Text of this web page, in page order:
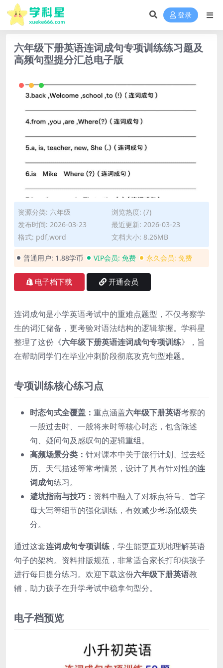
登录
六年级下册英语连词成句专项训练练习题及
高频句型提分汇总电子版
资源分类: 六年级
浏览热度: (7)
发布时间: 2026-03-23
最近更新: 2026-03-23
格式: pdf,word
文档大小: 8.26MB
普通用户: 1.88学币 VIP会员: 免费 永久会员: 免费
电子档下载 开通会员
连词成句是小学英语考试中的重难点题型，不仅考察学
生的词汇储备，更考验对语法结构的逻辑掌握。学科星
整理了这份《六年级下册英语连词成句专项训练》，旨
在帮助同学们在毕业冲刺阶段彻底攻克句型难题。
专项训练核心练习点
时态句式全覆盖： 重点涵盖六年级下册英语考察的
一般过去时、一般将来时等核心时态，包含陈述
句、疑问句及感叹句的逻辑重组。
高频场景分类： 针对课本中关于旅行计划、过去经
历、天气描述等常考情景，设计了具有针对性的连
词成句练习。
避坑指南与技巧： 资料中融入了对标点符号、首字
母大写等细节的强化训练，有效减少考场低级失
分。
通过这套连词成句专项训练 ，学生能更直观地理解英语
句子的架构。资料排版规范，非常适合家长打印供孩子
进行每日提分练习。欢迎下载这份六年级下册英语教
辅，助力孩子在升学考试中稳拿句型分。
电子档预览